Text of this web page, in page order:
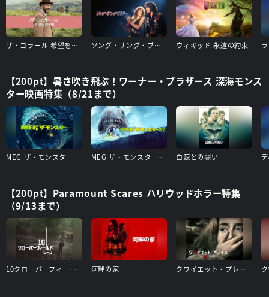
ザ・コラール 希望を紡ぐ歌 ソング・サング・ブルー ウィキッド 永遠の約束
【200pt】暑さ吹き飛ぶ！ワーナー・ブラザース 深海モンス
ター映画特集（8/21まで）
MEG ザ・モンスター MEG ザ・モンスターズ２ 白鯨との闘い
【200pt】Paramount Scares ハリウッドホラー特集
（9/13まで）
10クローバーフィールド・レーン 河畔の家 クワイエット・プレイス